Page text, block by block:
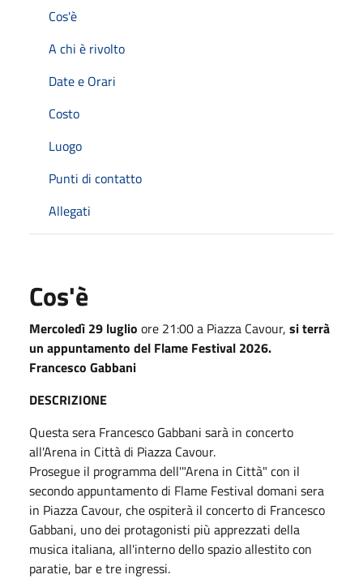
Cos'è
A chi è rivolto
Date e Orari
Costo
Luogo
Punti di contatto
Allegati
Cos'è
Mercoledì 29 luglio ore 21:00 a Piazza Cavour, si terrà
un appuntamento del Flame Festival 2026.
Francesco Gabbani
DESCRIZIONE
Questa sera Francesco Gabbani sarà in concerto
all'Arena in Città di Piazza Cavour.
Prosegue il programma dell'"Arena in Città" con il
secondo appuntamento di Flame Festival domani sera
in Piazza Cavour, che ospiterà il concerto di Francesco
Gabbani, uno dei protagonisti più apprezzati della
musica italiana, all'interno dello spazio allestito con
paratie, bar e tre ingressi.